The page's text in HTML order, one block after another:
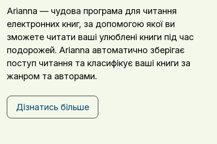
Arianna — чудова програма для читання
електронних книг, за допомогою якої ви
зможете читати ваші улюблені книги під час
подорожей. Arianna автоматично зберігає
поступ читання та класифікує ваші книги за
жанром та авторами.
Дізнатись більше